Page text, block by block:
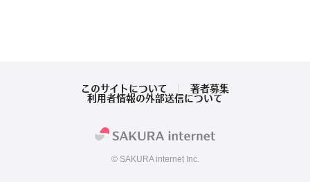
このサイトについて
著者募集
利用者情報の外部送信について
© SAKURA internet Inc.